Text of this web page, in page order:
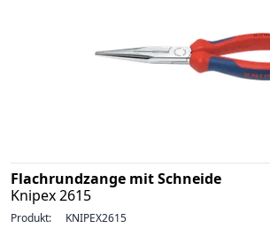
Flachrundzange mit Schneide
Knipex 2615
Produkt: KNIPEX2615